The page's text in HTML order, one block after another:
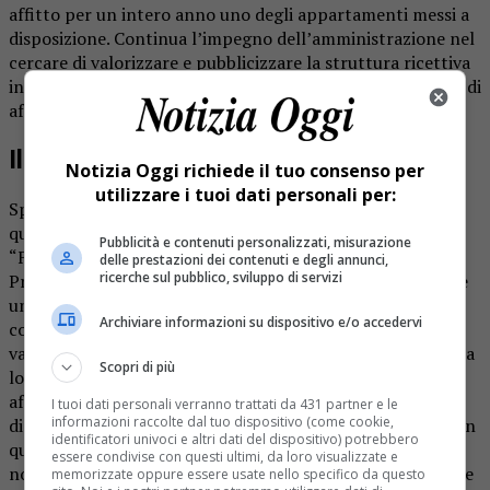
affitto per un intero anno uno degli appartamenti messi a
disposizione. Continua l’impegno dell’amministrazione nel
cercare di valorizzare e pubblicizzare la struttura ricettiva
in frazione Ferrera. Questo aprendo anche alla possibilità di
affitti annuali per i tre appartamenti disponibili.
Il messaggio del Comune
Spiega l’amministrazione del sindaco Monica Leone: «Il
quarto appartamento è dato in comodato d’uso al centro
“Fare per disfare” per gli incontri periodici del gruppo.
Proprio grazie a questa nuova opportunità, si informa che
un nucleo famigliare ha recentemente sottoscritto un
contratto di affitto annuale per trascorrere nella nostra
valle momenti di riposo e svago. Nel ringraziarli per questa
loro scelta, l’amministrazione comunale augura agli
affittuari una buona permanenza». Rimangono quindi a
disposizione ancora i due appartamenti al primo piano con
quattro posti letto ciascuno, ferme restando le altre
normali opzioni di affitto (settimanali, weekend). Le tariffe
Notizia Oggi richiede il tuo consenso per
utilizzare i tuoi dati personali per:
Pubblicità e contenuti personalizzati, misurazione
delle prestazioni dei contenuti e degli annunci,
ricerche sul pubblico, sviluppo di servizi
Archiviare informazioni su dispositivo e/o accedervi
Scopri di più
I tuoi dati personali verranno trattati da 431 partner e le
informazioni raccolte dal tuo dispositivo (come cookie,
identificatori univoci e altri dati del dispositivo) potrebbero
essere condivise con questi ultimi, da loro visualizzate e
memorizzate oppure essere usate nello specifico da questo